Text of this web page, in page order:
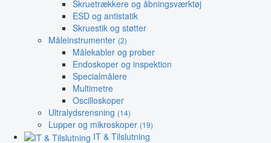
Skruetrækkere og åbningsværktøj
ESD og antistatik
Skruestik og støtter
Måleinstrumenter (2)
Målekabler og prober
Endoskoper og inspektion
Specialmålere
Multimetre
Oscilloskoper
Ultralydsrensning (14)
Lupper og mikroskoper (19)
IT & Tilslutning